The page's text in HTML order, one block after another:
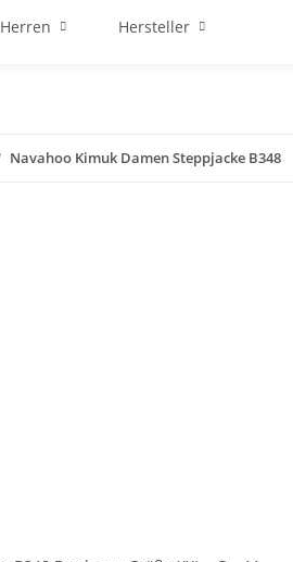
Herren Hersteller
Navahoo Kimuk Damen Steppjacke B348